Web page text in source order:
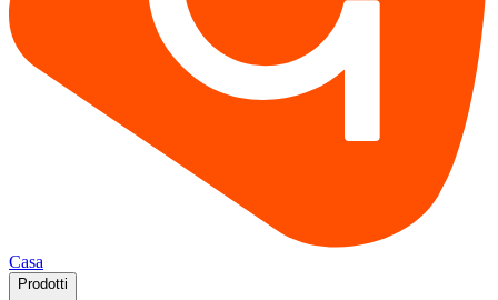
Casa
Prodotti